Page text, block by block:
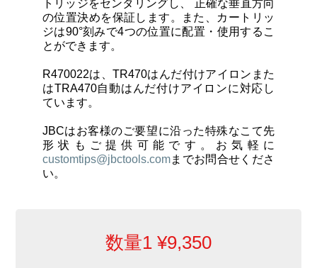
お問合せ
ショッピングカート
日本語
トリッジをセンタリングし、 正確な垂直方向
の位置決めを保証 します。また、カートリッ
ジは90°刻みで4つの位置に配置・使用するこ
とができます。
R470022は、TR470はんだ付けアイロンまた
はTRA470自動はんだ付けアイロンに対応し
ています。
JBCはお客様のご要望に沿った特殊なこて先
形状もご提供可能です。お気軽に
customtips@jbctools.comまでお問合せくださ
い。
数量1 ¥9,350